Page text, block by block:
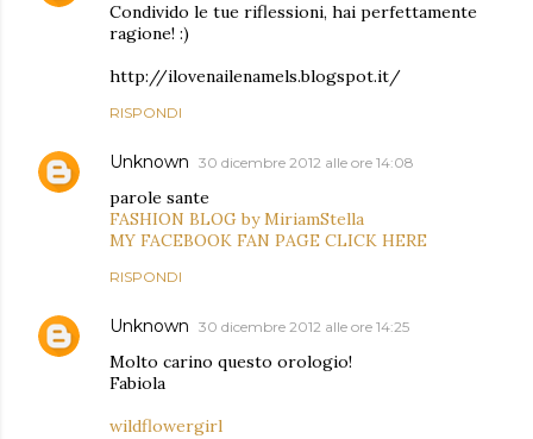
Condivido le tue riflessioni, hai perfettamente
ragione! :)
http://ilovenailenamels.blogspot.it/
RISPONDI
Unknown 30 dicembre 2012 alle ore 14:08
parole sante
FASHION BLOG by MiriamStella
MY FACEBOOK FAN PAGE CLICK HERE
RISPONDI
Unknown 30 dicembre 2012 alle ore 14:25
Molto carino questo orologio!
Fabiola
wildflowergirl